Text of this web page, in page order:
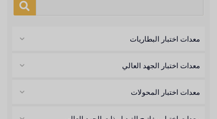
معدات اختبار البطاريات
معدات اختبار الجهد العالي
معدات اختبار المحولات